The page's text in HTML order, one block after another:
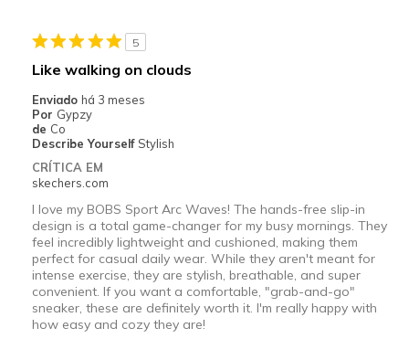
Travel
Width
Sizing
View On Shoes
Shoes are for Wearing
5
Like walking on clouds
Enviado há 3 meses
Por Gypzy
de Co
Describe Yourself Stylish
CRÍTICA EM
skechers.com
I love my BOBS Sport Arc Waves! The hands-free slip-in
design is a total game-changer for my busy mornings. They
feel incredibly lightweight and cushioned, making them
perfect for casual daily wear. While they aren't meant for
intense exercise, they are stylish, breathable, and super
convenient. If you want a comfortable, "grab-and-go"
sneaker, these are definitely worth it. I'm really happy with
how easy and cozy they are!